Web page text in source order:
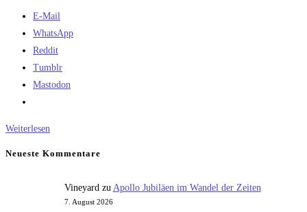
E-Mail
WhatsApp
Reddit
Tumblr
Mastodon
Weiterlesen
Neueste Kommentare
Vineyardzu Apollo Jubiläen im Wandel der Zeiten
7. August 2026